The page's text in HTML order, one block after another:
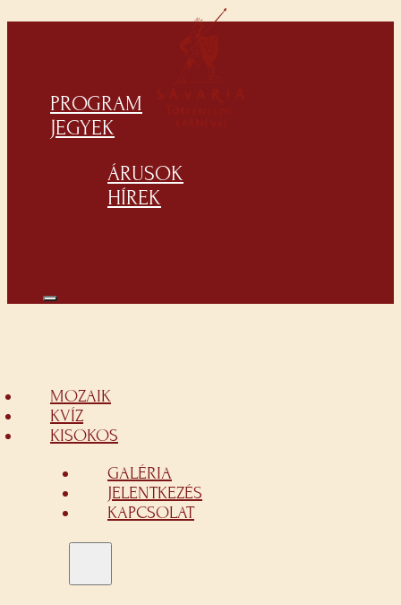
PROGRAM
JEGYEK
ÁRUSOK
HÍREK
MOZAIK
KVÍZ
KISOKOS
GALÉRIA
JELENTKEZÉS
KAPCSOLAT